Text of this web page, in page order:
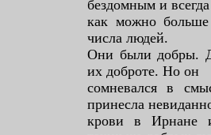
бездомным и всегда
как можно
числа людей.
Они были добры.
их доброте. Но он
сомневался в
принесла
крови в Ирнане